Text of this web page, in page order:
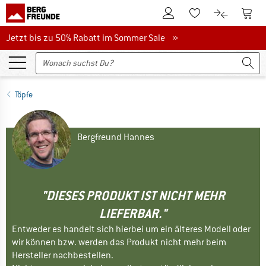
Zum KundenkontoZum Merkzettel.
Zum Zum
Jetzt bis zu 50% Rabatt im Sommer Sale
Jetzt bis zu 50% Rabatt im Sommer Sale »
Töpfe
Bergfreund Hannes
"DIESES PRODUKT IST NICHT MEHR
LIEFERBAR."
Entweder es handelt sich hierbei um ein älteres Modell oder
wir können bzw. werden das Produkt nicht mehr beim
Hersteller nachbestellen.